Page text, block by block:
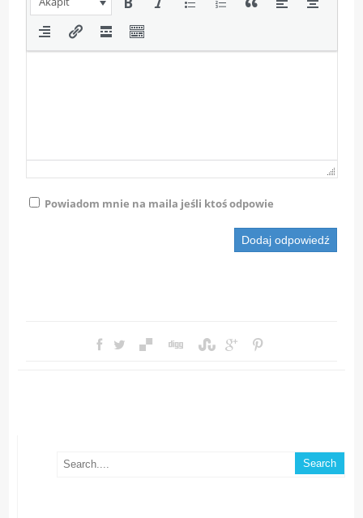
Powiadom mnie na maila jeśli ktoś odpowie